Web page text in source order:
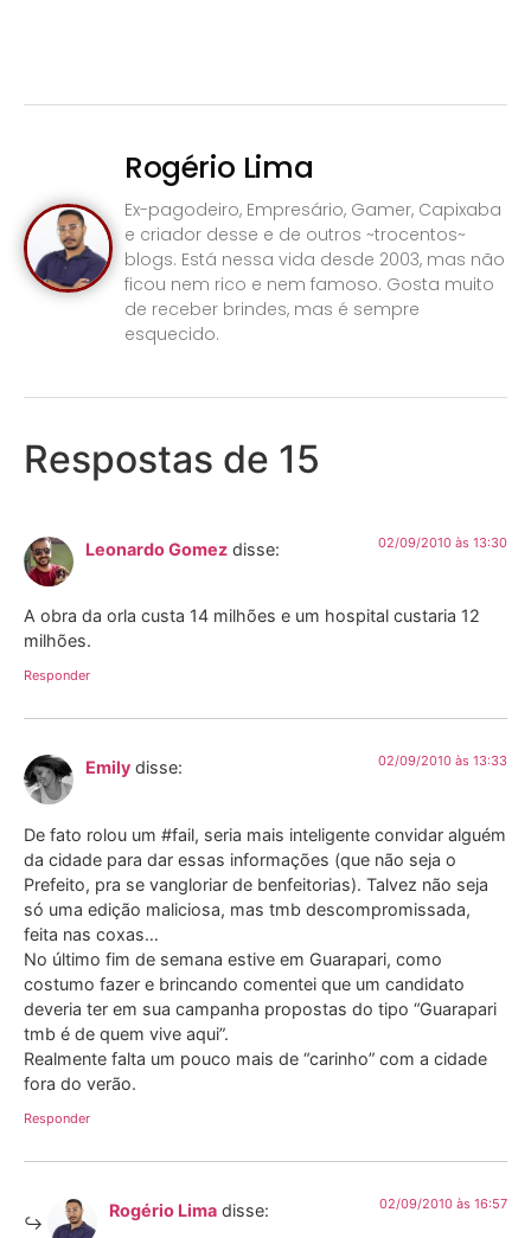
Rogério Lima
Ex-pagodeiro, Empresário, Gamer, Capixaba
e criador desse e de outros ~trocentos~
blogs. Está nessa vida desde 2003, mas não
ficou nem rico e nem famoso. Gosta muito
de receber brindes, mas é sempre
esquecido.
Respostas de 15
Leonardo Gomez disse: 02/09/2010 às 13:30
A obra da orla custa 14 milhões e um hospital custaria 12
milhões.
Responder
Emily disse: 02/09/2010 às 13:33
De fato rolou um #fail, seria mais inteligente convidar alguém
da cidade para dar essas informações (que não seja o
Prefeito, pra se vangloriar de benfeitorias). Talvez não seja
só uma edição maliciosa, mas tmb descompromissada,
feita nas coxas…
No último fim de semana estive em Guarapari, como
costumo fazer e brincando comentei que um candidato
deveria ter em sua campanha propostas do tipo “Guarapari
tmb é de quem vive aqui”.
Realmente falta um pouco mais de “carinho” com a cidade
fora do verão.
Responder
Rogério Lima disse: 02/09/2010 às 16:57